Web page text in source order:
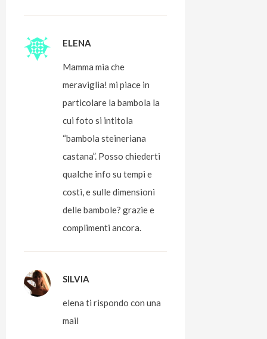
ELENA
Mamma mia che
meraviglia! mi piace in
particolare la bambola la
cui foto si intitola
“bambola steineriana
castana”. Posso chiederti
qualche info su tempi e
costi, e sulle dimensioni
delle bambole? grazie e
complimenti ancora.
SILVIA
elena ti rispondo con una
mail